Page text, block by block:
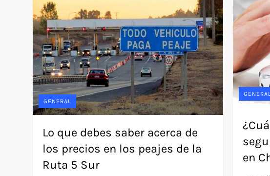
GENERAL
Lo que debes saber acerca de
los precios en los peajes de la
Ruta 5 Sur
en